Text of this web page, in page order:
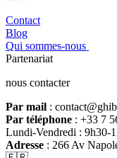
Contact
Blog
Qui sommes-nous
Partenariat
nous contacter
Par mail :
Par téléphone : +33 7
Lundi-Vendredi : 9h30-
Adresse : 266 Av